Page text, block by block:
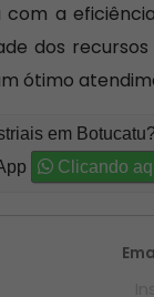
a
dos
ótimo
em Botucatu?
Clicando